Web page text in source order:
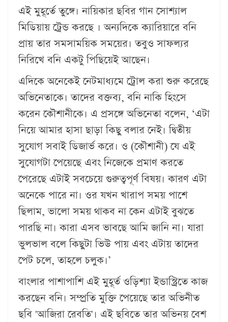
এই মুহূর্তে তুঙ্গে। নায়িকার ছবির গান সোশ্যাল
মিডিয়ায় ট্রেন্ড করছে । অন্যদিকে ক্যারিয়ারে বনি
প্রায় তার সমসাময়িক সময়ের। তবুও সাফল্যর
নিরিখে বনি একটু পিছিয়েই আছেন।
এদিকে অনেকেই নেটমাধ্যমে ট্রোল করা শুরু করেছে
অভিনেতাকে। তাদের বক্তব্য, বনি নাকি হিংসে
করেন কৌশানীকে। এ প্রসঙ্গে অভিনেতা বলেন, ‘এটা
নিয়ে আমার হাসা ছাড়া কিছু বলার নেই। দ্বিতীয়
সুযোগ সবাই ডিজার্ভ করে। ও (কৌশানী) যে এই
সুযোগটা পেয়েছে এবং নিজেকে প্রমাণ করতে
পেরেছে এটাই সবচেয়ে গুরুত্বপূর্ণ বিষয়। কারণ এটা
অনেকে পারে না। ওর যখন খারাপ সময় পাশে
ছিলাম, ভালো সময় থাকব না কেন এটাই বুঝতে
পারছি না। কারা এসব ভাবছে আমি জানি না। যারা
ভুলভাল বলে কিছুটা ভিউ পায় এবং এটায় তাদের
পেট চলে, তাহলে চলুক।’
বাংলার পাশাপাশি এই মুহূর্ত ওড়িশ্যা ইন্ডাস্ট্রিতে কাজ
করছেন বনি। সম্প্রতি মুক্তি পেয়েছে তার অভিনীত
ছবি 'আজিরা রেবতি'। এই ছবিতে তার অভিনয় বেশ